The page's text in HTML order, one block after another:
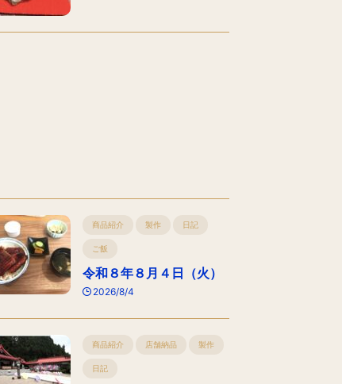
商品紹介 製作 日記
ご飯
令和８年８月４日（火）
2026/8/4
商品紹介 店舗納品 製作
日記